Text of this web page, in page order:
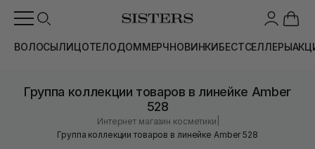
ВОЛОСЫЛИЦОТЕЛОДОММЕРЧНОВИНКИБЕСТСЕЛЛЕРЫ
Группа коллекции товаров в линейке Amber
528
Интернет магазин косметики
Группа коллекции товаров в линейке Amber 528